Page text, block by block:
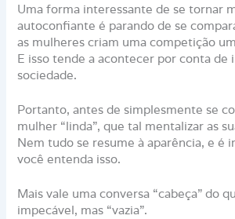
Uma forma interessante de se tornar
autoconfiante é parando de se
as mulheres criam uma competição
E isso tende a acontecer por conta de
sociedade.
Portanto, antes de simplesmente se
mulher “linda”, que tal mentalizar as
Nem tudo se resume à aparência, e é
você entenda isso.
Mais vale uma conversa “cabeça” do
impecável, mas “vazia”.